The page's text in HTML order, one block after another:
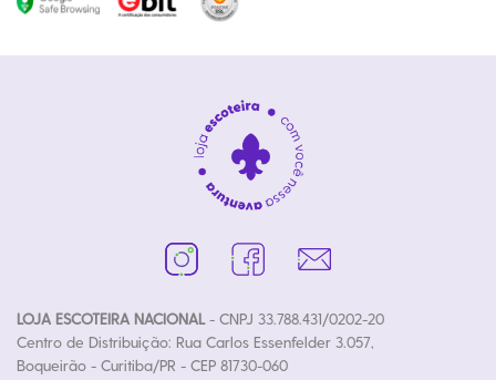
LOJA ESCOTEIRA NACIONAL- CNPJ 33.788.431/0202-20
Centro de Distribuição: Rua Carlos Essenfelder 3.057,
Boqueirão - Curitiba/PR - CEP 81730-060